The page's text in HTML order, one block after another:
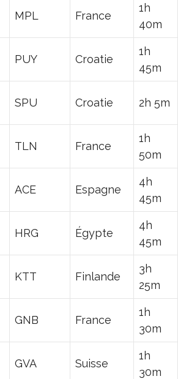
MPL France
1h
40m
PUY Croatie
1h
45m
SPU Croatie 2h 5m
TLN France
1h
50m
ACE Espagne
4h
45m
HRG Égypte
4h
45m
KTT Finlande
3h
25m
GNB France
1h
30m
GVA Suisse
1h
30m